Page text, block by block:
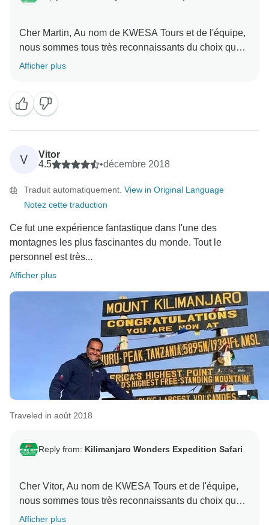
Cher Martin, Au nom de KWESA Tours et de l'équipe,
nous sommes tous très reconnaissants du choix que
vous avez fait d'explorer la Tanzanie avec nous. Ce fut
Une fois de plus, au nom de l'équipe de KWESA
Tours, je voudrais vous remercier d'avoir choisi de
Afficher plus
V
Vitor
4.5
•décembre 2018
Traduit automatiquement. View in Original Language
Notez cette traduction
Ce fut une expérience fantastique dans l'une des
montagnes les plus fascinantes du monde. Tout le
personnel est très...
Afficher plus
Traveled in août 2018
Reply from: Kilimanjaro Wonders Expedition Safari
Cher Vitor, Au nom de KWESA Tours et de l'équipe,
nous sommes tous très reconnaissants du choix que
vous avez fait d'explorer la Tanzanie avec nous. Ce fut
Afficher plus